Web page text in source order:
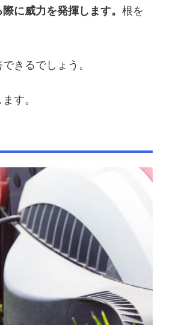
に威力を発揮します。根を
きるでしょう。
す。